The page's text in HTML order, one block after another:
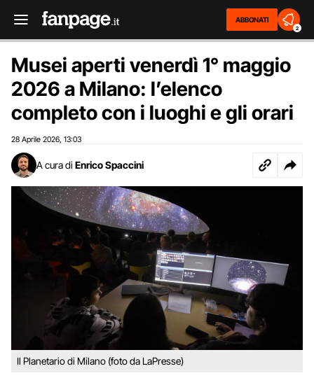
ABBONATI
2
Musei aperti venerdì 1° maggio
2026 a Milano: l’elenco
completo con i luoghi e gli orari
28 Aprile 2026 13:03
A cura di Enrico Spaccini
Il Planetario di Milano (foto da LaPresse)